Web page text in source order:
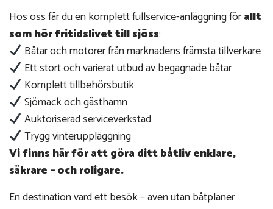
Hos oss får du en komplett fullservice-anläggning förallt
som hör fritidslivet till sjöss:
Båtar och motorer från marknadens främsta tillverkare
Ett stort och varierat utbud av begagnade båtar
Komplett tillbehörsbutik
Sjömack och gästhamn
Auktoriserad serviceverkstad
Trygg vinteruppläggning
Vi finns här för att göra ditt båtliv enklare,
säkrare – och roligare.
En destination värd ett besök – även utan båtplaner